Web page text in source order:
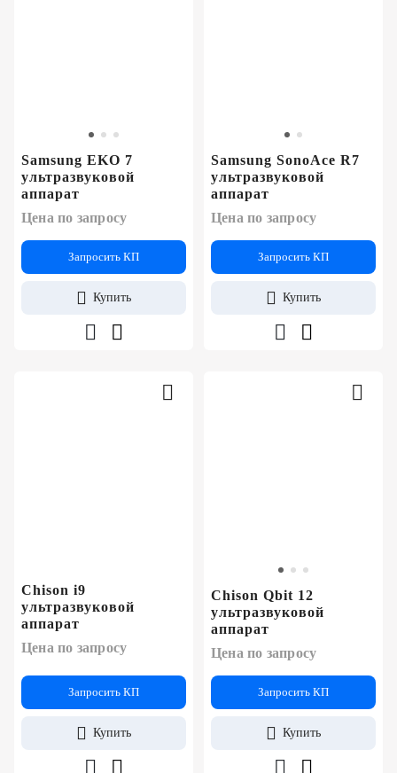
Samsung EKO 7
ультразвуковой
аппарат
Цена по запросу
Запросить КП
Купить
Samsung SonoAce R7
ультразвуковой
аппарат
Цена по запросу
Запросить КП
Купить
Chison i9
ультразвуковой
аппарат
Цена по запросу
Запросить КП
Купить
Chison Qbit 12
ультразвуковой
аппарат
Цена по запросу
Запросить КП
Купить